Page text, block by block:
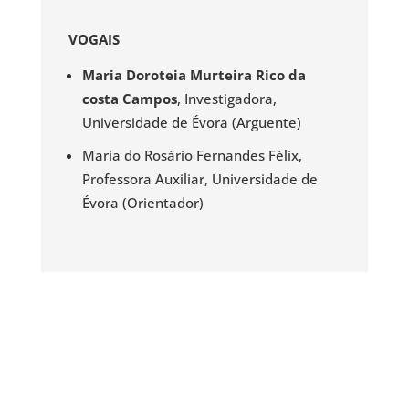
VOGAIS
Maria Doroteia Murteira Rico da
costa Campos, Investigadora,
Universidade de Évora (Arguente)
Maria do Rosário Fernandes Félix,
Professora Auxiliar, Universidade de
Évora (Orientador)